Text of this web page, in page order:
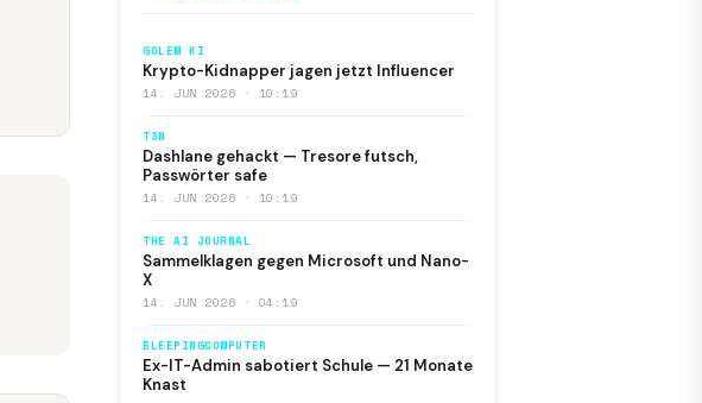
GOLEM KI
Krypto-Kidnapper jagen jetzt Influencer
14. JUN 2026 · 10:19
T3N
Dashlane gehackt — Tresore futsch,
Passwörter safe
14. JUN 2026 · 10:19
THE AI JOURNAL
Sammelklagen gegen Microsoft und Nano-
X
14. JUN 2026 · 04:19
BLEEPINGCOMPUTER
Ex-IT-Admin sabotiert Schule — 21 Monate
Knast